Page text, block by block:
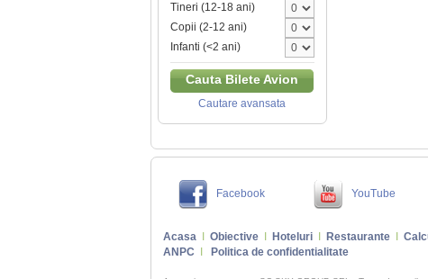
Tineri (12-18 ani)
Copii (2-12 ani)
Infanti (<2 ani)
Cauta Bilete Avion
Cautare avansata
Facebook YouTube
AcasaI ObiectiveI HoteluriI RestauranteI
ANPC
Politica de confidentialitate